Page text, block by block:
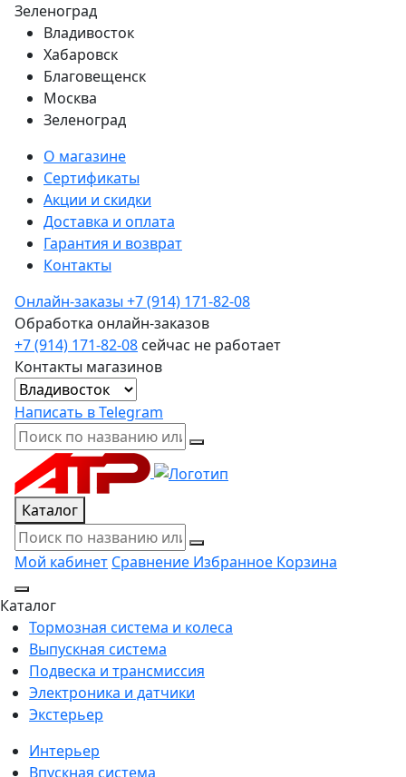
Зеленоград
Владивосток
Хабаровск
Благовещенск
Москва
Зеленоград
О магазине
Сертификаты
Акции и скидки
Доставка и оплата
Гарантия и возврат
Контакты
Онлайн-заказы +7 (914) 171-82-08
Обработка онлайн-заказов
+7 (914) 171-82-08 сейчас не работает
Контакты магазинов
Написать в Telegram
Каталог
Мой кабинет Сравнение Избранное Корзина
Каталог
Тормозная система и колеса
Выпускная система
Подвеска и трансмиссия
Электроника и датчики
Экстерьер
Интерьер
Впускная система